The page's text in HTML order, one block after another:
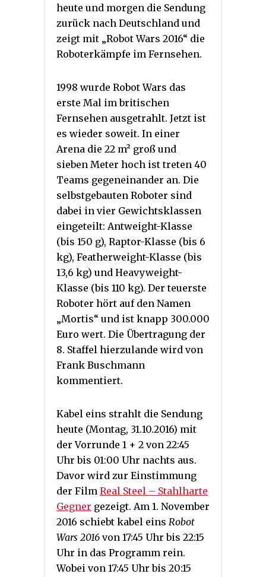
heute und morgen die Sendung
zurück nach Deutschland und
zeigt mit „Robot Wars 2016“ die
Roboterkämpfe im Fernsehen.
1998 wurde Robot Wars das
erste Mal im britischen
Fernsehen ausgetrahlt. Jetzt ist
es wieder soweit. In einer
Arena die 22 m² groß und
sieben Meter hoch ist treten 40
Teams gegeneinander an. Die
selbstgebauten Roboter sind
dabei in vier Gewichtsklassen
eingeteilt: Antweight-Klasse
(bis 150 g), Raptor-Klasse (bis 6
kg), Featherweight-Klasse (bis
13,6 kg) und Heavyweight-
Klasse (bis 110 kg). Der teuerste
Roboter hört auf den Namen
„Mortis“ und ist knapp 300.000
Euro wert. Die Übertragung der
8. Staffel hierzulande wird von
Frank Buschmann
kommentiert.
Kabel eins strahlt die Sendung
heute (Montag, 31.10.2016) mit
der Vorrunde 1 + 2 von 22:45
Uhr bis 01:00 Uhr nachts aus.
Davor wird zur Einstimmung
der Film Real Steel – Stahlharte
Gegner gezeigt. Am 1. November
2016 schiebt kabel eins Robot
Wars 2016 von 17:45 Uhr bis 22:15
Uhr in das Programm rein.
Wobei von 17:45 Uhr bis 20:15